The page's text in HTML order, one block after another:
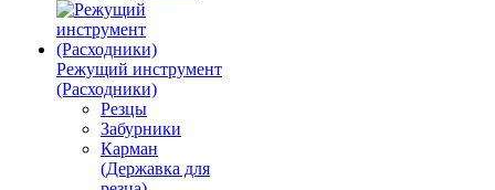
Режущий инструмент
(Расходники)
Резцы
Забурники
Карман
(Державка для